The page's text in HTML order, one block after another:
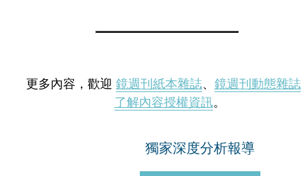
更多內容，歡迎 鏡週刊紙本雜誌、 鏡週刊動態雜誌
了解內容授權資訊。
獨家深度分析報導